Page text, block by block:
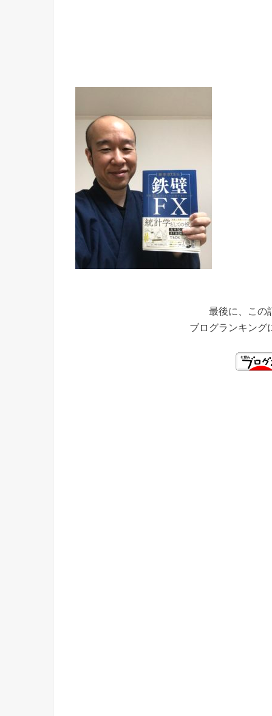
最後に、この
ブログランキング